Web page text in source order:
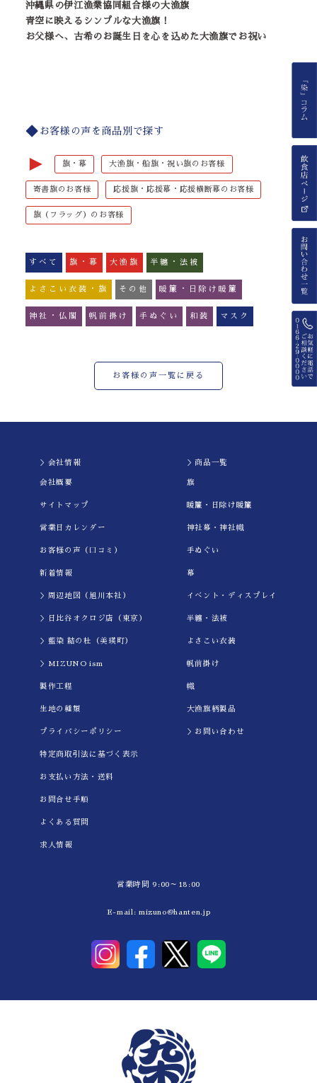
沖縄県の伊江漁業協同組合様の大漁旗
青空に映えるシンプルな大漁旗！
お父様へ、古希のお誕生日を心を込めた大漁旗でお祝い
お客様の声を商品別で探す
► 旗・幕 大漁旗・船旗・祝い旗のお客様
寄書旗のお客様 応援旗・応援幕・応援横断幕のお客様
旗（フラッグ）のお客様
すべて 旗・幕 大漁旗 半纏・法被
よさこい衣装・旗 その他 暖簾・日除け暖簾
神社・仏閣 帆前掛け 手ぬぐい 和装 マスク
お客様の声一覧に戻る
＞会社情報
会社概要
サイトマップ
営業日カレンダー
お客様の声（口コミ）
新着情報
＞周辺地図（旭川本社）
＞日比谷オクロジ店（東京）
＞藍染 結の杜（美瑛町）
＞MIZUNO ism
製作工程
生地の種類
プライバシーポリシー
特定商取引法に基づく表示
お支払い方法・送料
お問合せ手順
よくある質問
求人情報
＞商品一覧
旗
暖簾・日除け暖簾
神社幕・神社幟
手ぬぐい
幕
イべント・ディスプレイ
半纏・法被
よさこい衣装
帆前掛け
幟
大漁旗柄製品
＞お問い合わせ
営業時間 9:00～18:00
E-mail: mizuno@hanten.jp